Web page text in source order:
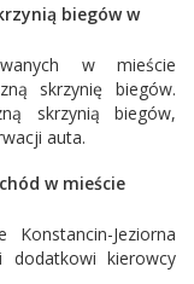
biegów w
w mieście
skrzynię biegów.
skrzynią biegów,
auta.
w mieście
Jeziorna
kierowcy